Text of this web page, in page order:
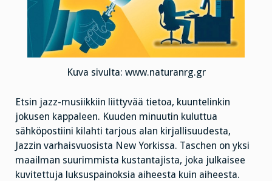
Kuva sivulta: www.naturanrg.gr
Etsin jazz-musiikkiin liittyvää tietoa, kuuntelinkin
jokusen kappaleen. Kuuden minuutin kuluttua
sähköpostiini kilahti tarjous alan kirjallisuudesta,
Jazzin varhaisvuosista New Yorkissa. Taschen on yksi
maailman suurimmista kustantajista, joka julkaisee
kuvitettuja luksuspainoksia aiheesta kuin aiheesta.